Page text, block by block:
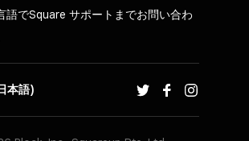
語でSquare サポートまでお問い合わ
本語)